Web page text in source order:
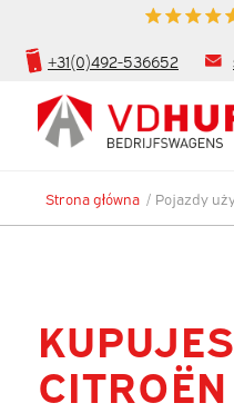
+31(0)492-536652
Strona główna / Pojazdy